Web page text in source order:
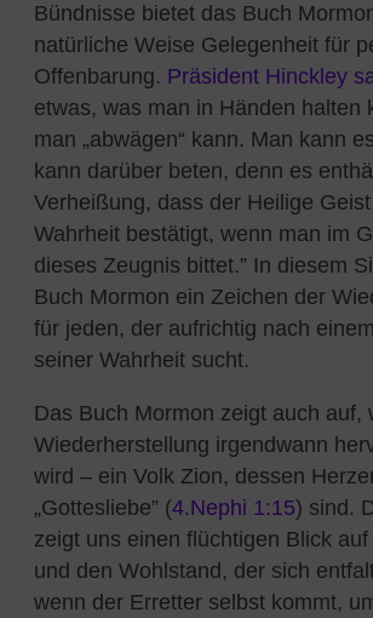
Bündnisse bietet das Buch
natürliche Weise Gelegenheit für
Offenbarung. Präsident Hinckley
etwas, was man in Händen halten
man „abwägen“ kann. Man kann
kann darüber beten, denn es
Verheißung, dass der Heilige
Wahrheit bestätigt, wenn man im
dieses Zeugnis bittet.” In diesem
Buch Mormon ein Zeichen der
für jeden, der aufrichtig nach
seiner Wahrheit sucht.
Das Buch Mormon zeigt auch auf,
Wiederherstellung irgendwann
wird – ein Volk Zion, dessen
„Gottesliebe” (4.Nephi 1:15) sind.
zeigt uns einen flüchtigen Blick
und den Wohlstand, der sich
wenn der Erretter selbst kommt,